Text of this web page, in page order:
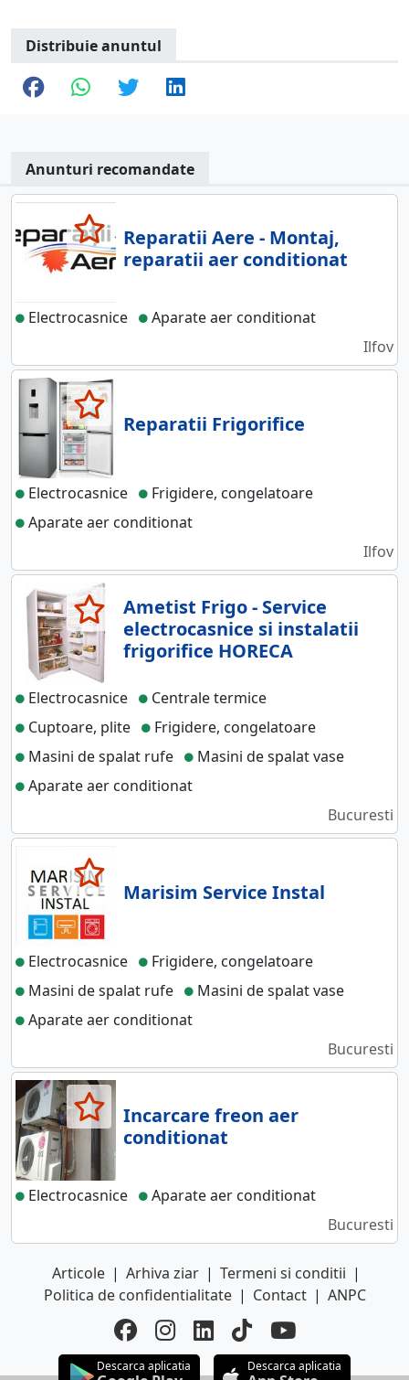
Distribuie anuntul
Anunturi recomandate
Reparatii Aere - Montaj,
reparatii aer conditionat
Electrocasnice
Aparate aer conditionat
Ilfov
Reparatii Frigorifice
Electrocasnice
Frigidere, congelatoare
Aparate aer conditionat
Ilfov
Ametist Frigo - Service
electrocasnice si instalatii
frigorifice HORECA
Electrocasnice
Centrale termice
Cuptoare, plite
Frigidere, congelatoare
Masini de spalat rufe
Masini de spalat vase
Aparate aer conditionat
Bucuresti
Marisim Service Instal
Electrocasnice
Frigidere, congelatoare
Masini de spalat rufe
Masini de spalat vase
Aparate aer conditionat
Bucuresti
Incarcare freon aer
conditionat
Electrocasnice
Aparate aer conditionat
Bucuresti
Articole | Arhiva ziar | Termeni si conditii |
Politica de confidentialitate | Contact | ANPC
Descarca aplicatia Descarca aplicatia